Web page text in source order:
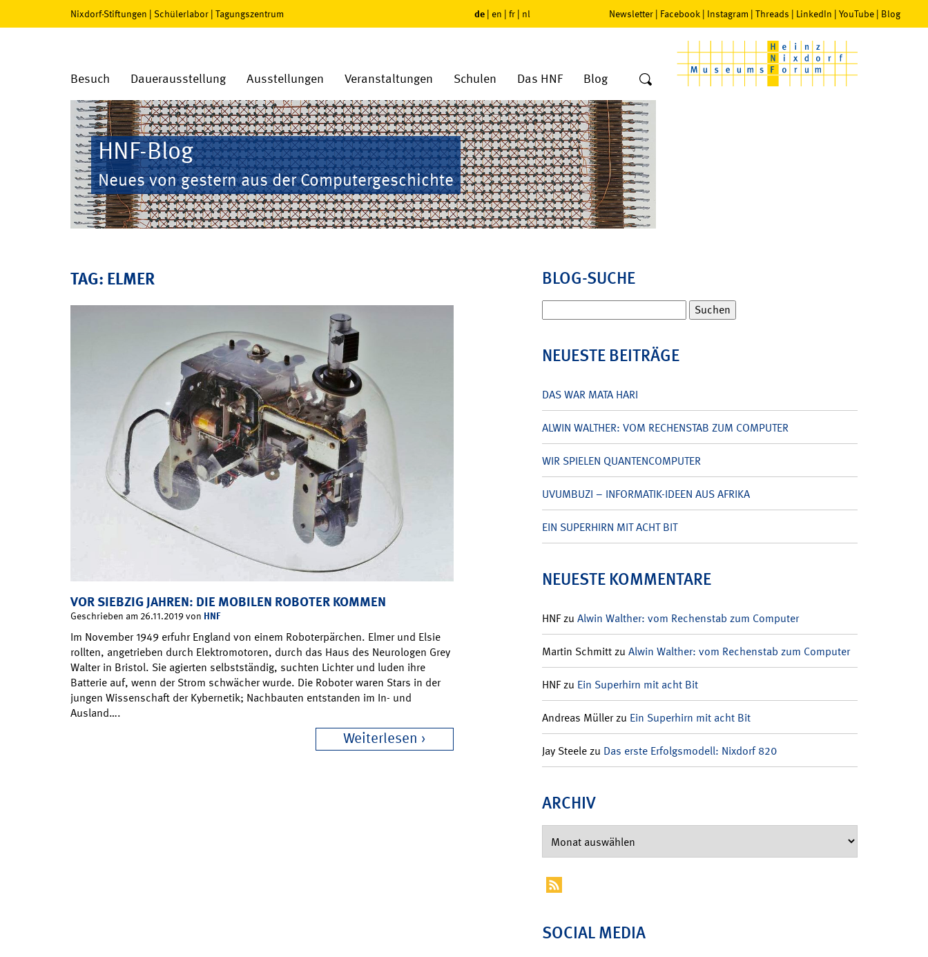
Nixdorf-Stiftungen | Schülerlabor | Tagungszentrum de | en | fr | nl Newsletter | Facebook | Instagram | Threads | LinkedIn | YouTube | Blog
Besuch Dauerausstellung Ausstellungen Veranstaltungen Schulen Das HNF Blog
HNF-Blog
Neues von gestern aus der Computergeschichte
TAG: ELMER
VOR SIEBZIG JAHREN: DIE MOBILEN ROBOTER KOMMEN
Geschrieben am 26.11.2019 von HNF
Im November 1949 erfuhr England von einem Roboterpärchen. Elmer und Elsie
rollten, angetrieben durch Elektromotoren, durch das Haus des Neurologen Grey
Walter in Bristol. Sie agierten selbstständig, suchten Lichter und luden ihre
Batterie auf, wenn der Strom schwächer wurde. Die Roboter waren Stars in der
jungen Wissenschaft der Kybernetik; Nachbauten entstanden im In- und
Ausland….
Weiterlesen
BLOG-SUCHE
nach:
NEUESTE BEITRÄGE
DAS WAR MATA HARI
ALWIN WALTHER: VOM RECHENSTAB ZUM COMPUTER
WIR SPIELEN QUANTENCOMPUTER
UVUMBUZI – INFORMATIK-IDEEN AUS AFRIKA
EIN SUPERHIRN MIT ACHT BIT
NEUESTE KOMMENTARE
HNFzu Alwin Walther: vom Rechenstab zum Computer
Martin Schmittzu Alwin Walther: vom Rechenstab zum Computer
HNFzu Ein Superhirn mit acht Bit
Andreas Müllerzu Ein Superhirn mit acht Bit
Jay Steelezu Das erste Erfolgsmodell: Nixdorf 820
ARCHIV
SOCIAL MEDIA